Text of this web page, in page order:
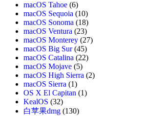
macOS Tahoe (6)
macOS Sequoia (10)
macOS Sonoma (18)
macOS Ventura (23)
macOS Monterey (27)
macOS Big Sur(45)
macOS Catalina (22)
macOS Mojave (5)
macOS High Sierra (2)
macOS Sierra (1)
OS X El Capitan (1)
KealOS (32)
白苹果dmg (130)